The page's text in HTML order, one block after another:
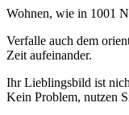
Wohnen, wie in 1001
Verfalle auch dem
Zeit aufeinander.
Ihr Lieblingsbild ist
Kein Problem, nutzen